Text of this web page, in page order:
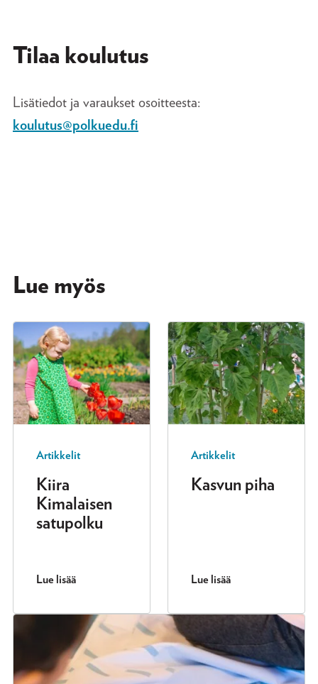
Tilaa koulutus
Lisätiedot ja varaukset osoitteesta:
koulutus@polkuedu.fi
Lue myös
Artikkelit
Kiira
Kimalaisen
satupolku
Lue lisää
Artikkelit
Kasvun piha
Lue lisää